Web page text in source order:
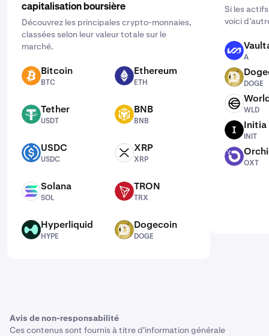
capitalisation boursière
Découvrez les principales crypto-monnaies,
classées selon leur valeur totale sur le
marché.
BTC Bitcoin
BTC
ETH Ethereum
ETH
USDT Tether
USDT
BNB BNB
BNB
USDC USDC
USDC
XRP XRP
XRP
SOL Solana
SOL
TRX TRON
TRX
HYPE Hyperliquid
HYPE
DOGE Dogecoin
DOGE
Si les
voici
A
A
DOGE
DOGE
WLD
WLD
Initia
INIT
OXT
OXT
Avis de non-responsabilité
Ces contenus sont fournis à titre d'information générale